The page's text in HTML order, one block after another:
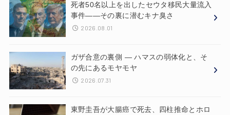
死者50名以上を出したセウタ移民大量流入
事件——その裏に潜むキナ臭さ
2026.08.01
ガザ合意の裏側 ― ハマスの弱体化と、そ
の先にあるモヤモヤ
2026.07.31
東野圭吾が大腸癌で死去、四柱推命とホロ